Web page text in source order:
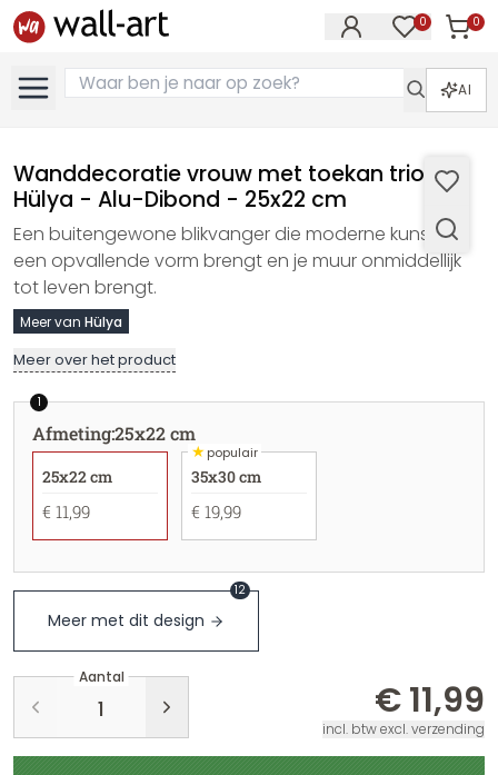
0 0
AI
Wanddecoratie vrouw met toekan trio -
Hülya - Alu-Dibond - 25x22 cm
Een buitengewone blikvanger die moderne kunst in
een opvallende vorm brengt en je muur onmiddellijk
tot leven brengt.
Meer van Hülya
Meer over het product
1
Afmeting:25x22 cm
25x22 cm
€ 11,99
★populair
35x30 cm
€ 19,99
Meer met dit design
12
Aantal
€ 11,99
incl. btw excl. verzending